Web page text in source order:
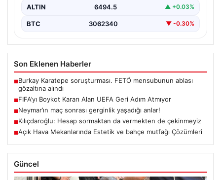
Son Eklenen Haberler
Burkay Karatepe soruşturması. FETÖ mensubunun ablası
gözaltına alındı
■FIFA’yı Boykot Kararı Alan UEFA Geri Adım Atmıyor
■Neymar’ın maç sonrası gerginlik yaşadığı anlar!
■Kılıçdaroğlu: Hesap sormaktan da vermekten de çekinmeyiz
■
Güncel